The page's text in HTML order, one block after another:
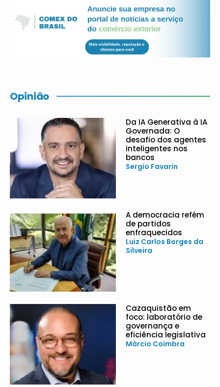
Opinião
Da IA Generativa à IA
Governada: O
desafio dos agentes
inteligentes nos
bancos
Sergio Favarin
A democracia refém
de partidos
enfraquecidos
Luiz Carlos Borges da
Silveira
Cazaquistão em
foco: laboratório de
governança e
eficiência legislativa
Márcio Coimbra